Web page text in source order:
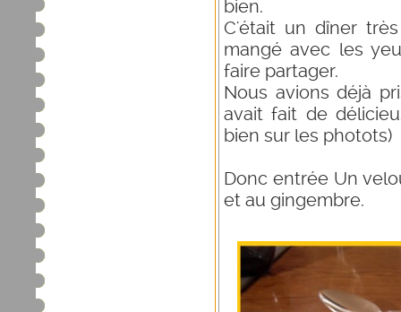
bien.
C'était un dîner
mangé avec les
faire partager.
Nous avions déjà
avait fait de
bien sur les photots)
Donc entrée Un
et au gingembre.